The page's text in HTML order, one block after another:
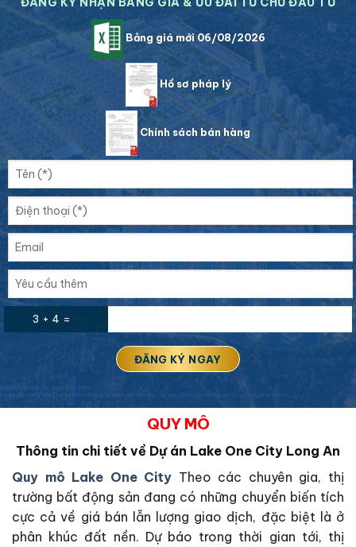
Bảng giá mới 06/08/2026
Hồ sơ pháp lý
Chính sách bán hàng
3 + 4 =
QUY MÔ
Thông tin chi tiết về Dự án Lake One City Long An
Quy mô Lake One City Theo các chuyên gia, thị
trường bất động sản đang có những chuyển biến tích
cực cả về giá bán lẫn lượng giao dịch, đặc biệt là ở
phân khúc đất nền. Dự báo trong thời gian tới, thị